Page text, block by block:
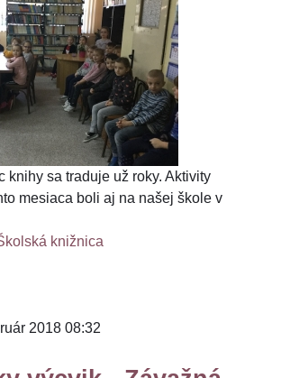
knihy sa traduje už roky. Aktivity
mesiaca boli aj na našej škole v
knižnica
2018 08:32